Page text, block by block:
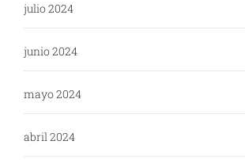
julio 2024
junio 2024
mayo 2024
abril 2024